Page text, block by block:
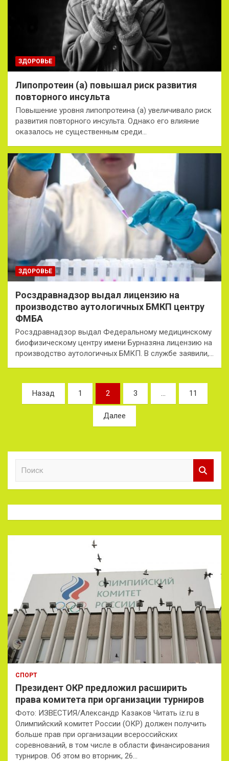
ЗДОРОВЬЕ
Липопротеин (а) повышал риск развития
повторного инсульта
Повышение уровня липопротеина (а) увеличивало риск
развития повторного инсульта. Однако его влияние
оказалось не существенным среди…
ЗДОРОВЬЕ
Росздравнадзор выдал лицензию на
производство аутологичных БМКП центру
ФМБА
Росздравнадзор выдал Федеральному медицинскому
биофизическому центру имени Бурназяна лицензию на
производство аутологичных БМКП. В службе заявили,…
Пагинация
записей
Назад 1 2 3 … 11
Далее
к
СПОРТ
Президент ОКР предложил расширить
права комитета при организации турниров
Фото: ИЗВЕСТИЯ/Александр Казаков Читать iz.ru в
Олимпийский комитет России (ОКР) должен получить
больше прав при организации всероссийских
соревнований, в том числе в области финансирования
турниров. Об этом во вторник, 26…